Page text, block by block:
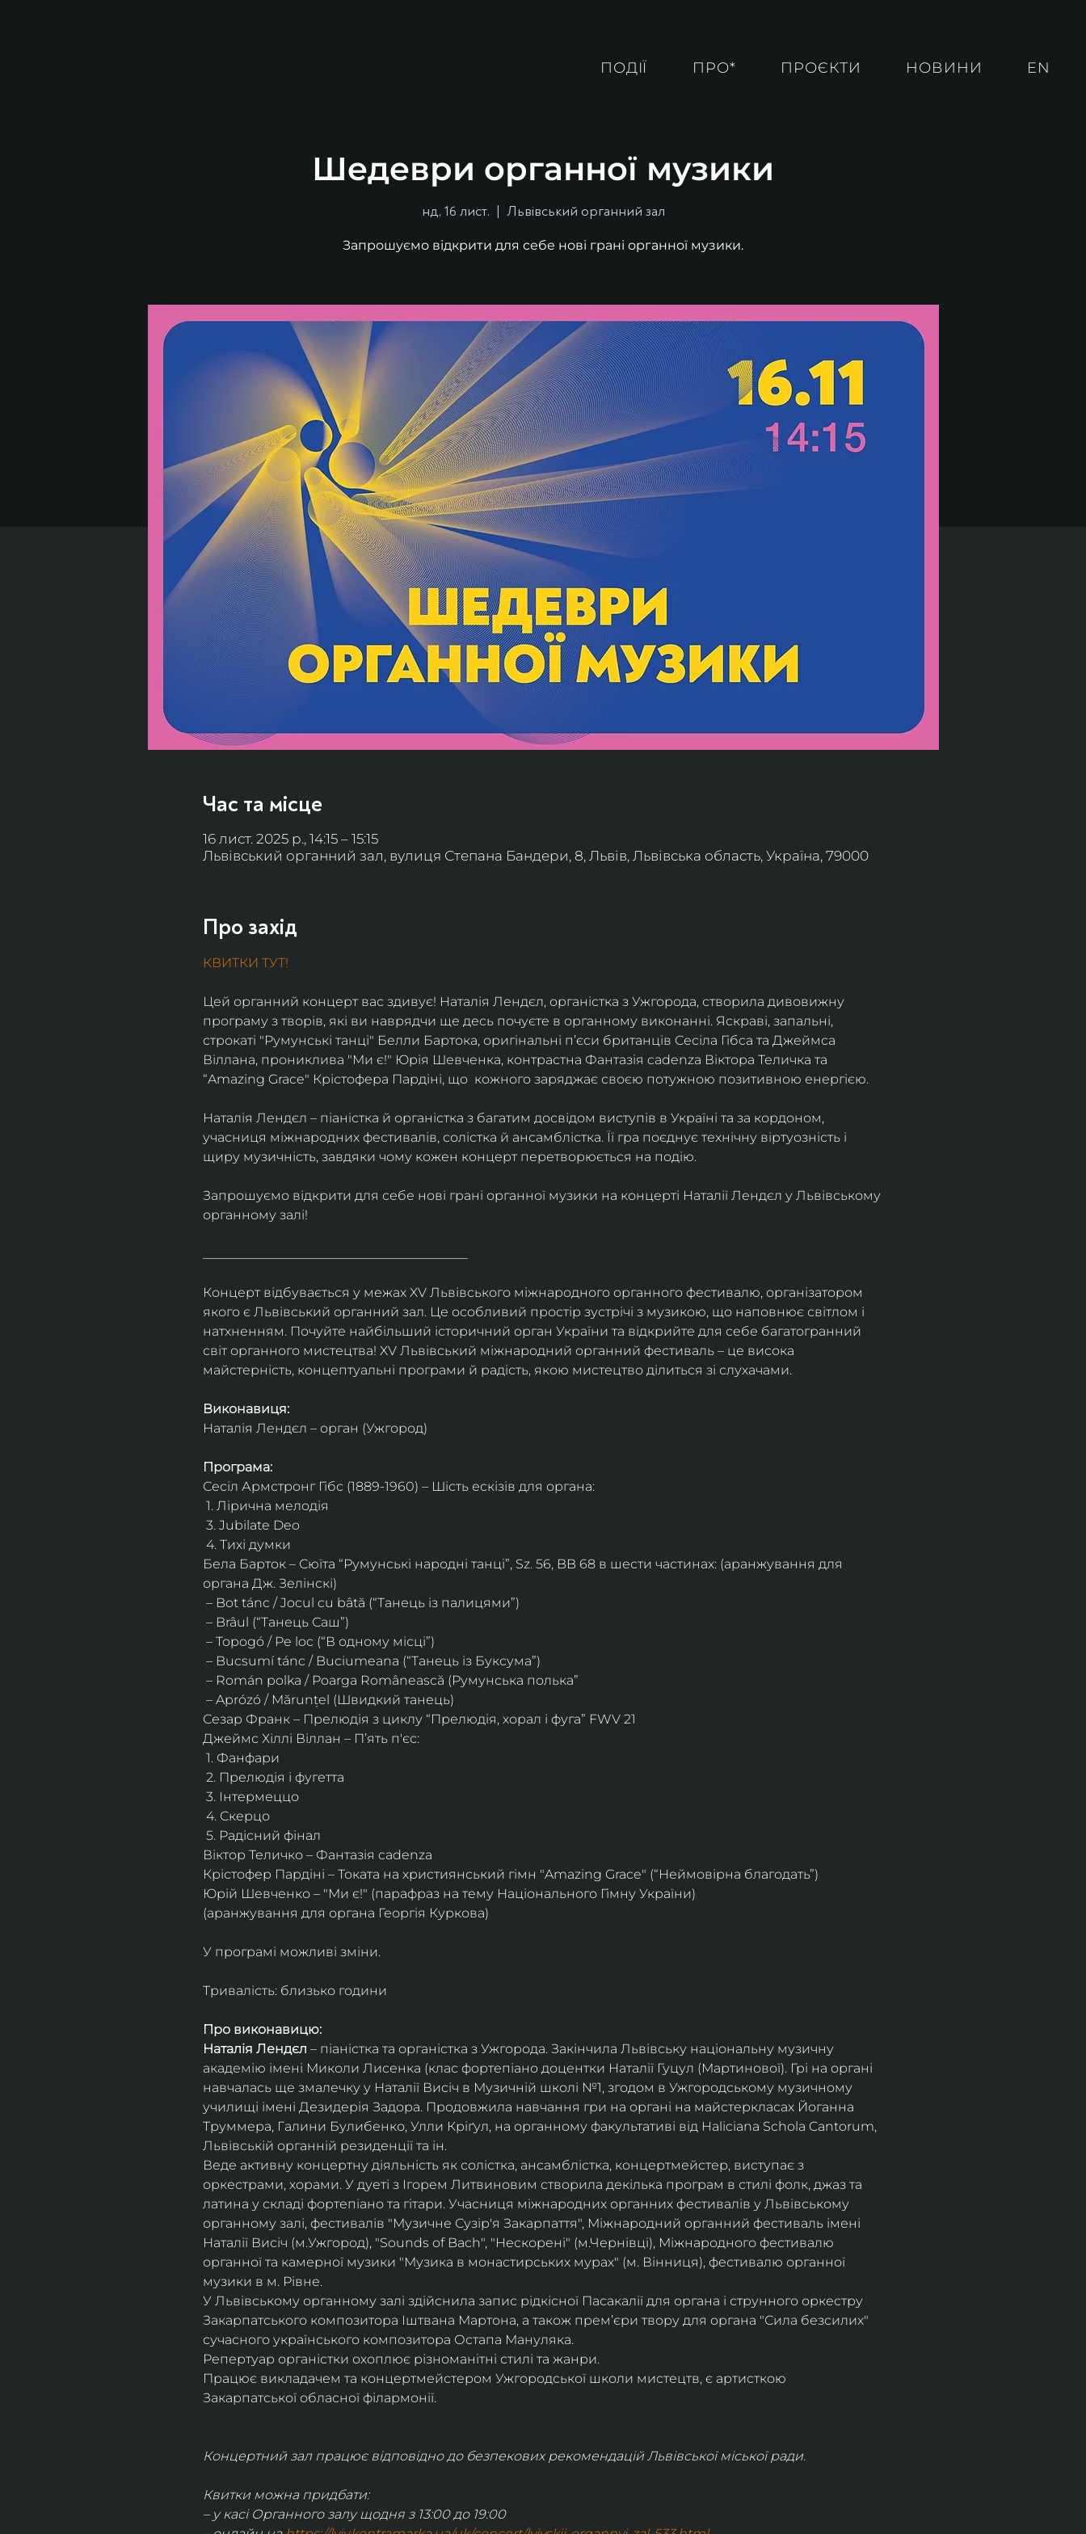
ПОДІЇ ПРО* ПРОЄКТИ НОВИНИ EN
Шедеври органної музики
нд, 16 лист.
  |
Львівський органний зал
Запрошуємо відкрити для себе нові грані органної музики.
Час та місце
16 лист. 2025 р., 14:15 – 15:15
Львівський органний зал, вулиця Степана Бандери, 8, Львів, Львівська область, Україна, 79000
Про захід
КВИТКИ ТУТ!
Цей органний концерт вас здивує! Наталія Лендєл, органістка з Ужгорода, створила дивовижну
програму з творів, які ви наврядчи ще десь почуєте в органному виконанні. Яскраві, запальні,
строкаті "Румунські танці" Белли Бартока, оригінальні пʼєси британців Сесіла Гібса та Джеймса
Віллана, прониклива "Ми є!" Юрія Шевченка, контрастна Фантазія cadenza Віктора Теличка та
“Amazing Grace" Крістофера Пардіні, що  кожного заряджає своєю потужною позитивною енергією.
Наталія Лендєл – піаністка й органістка з багатим досвідом виступів в Україні та за кордоном,
учасниця міжнародних фестивалів, солістка й ансамблістка. Її гра поєднує технічну віртуозність і
щиру музичність, завдяки чому кожен концерт перетворюється на подію.
Запрошуємо відкрити для себе нові грані органної музики на концерті Наталії Лендєл у Львівському
органному залі!
Концерт відбувається у межах XV Львівського міжнародного органного фестивалю, організатором
якого є Львівський органний зал. Це особливий простір зустрічі з музикою, що наповнює світлом і
натхненням. Почуйте найбільший історичний орган України та відкрийте для себе багатогранний
світ органного мистецтва! XV Львівський міжнародний органний фестиваль – це висока
майстерність, концептуальні програми й радість, якою мистецтво ділиться зі слухачами.
Виконавиця:
Наталія Лендєл – орган (Ужгород)
Програма:
Сесіл Армстронг Гібс (1889-1960) – Шість ескізів для органа:
1. Лірична мелодія
3. Jubilate Deo
4. Тихі думки
Бела Барток – Сюїта “Румунські народні танці”, Sz. 56, BB 68 в шести частинах: (аранжування для
органа Дж. Зелінскі)
– Bot tánc / Jocul cu bâtă (“Танець із палицями”)
– Brâul (“Танець Саш”)
– Topogó / Pe loc (“В одному місці”)
– Bucsumí tánc / Buciumeana (“Танець із Буксума”)
– Román polka / Poarga Românească (Румунська полька”
– Aprózó / Mărunțel (Швидкий танець)
Сезар Франк – Прелюдія з циклу “Прелюдія, хорал і фуга” FWV 21
Джеймс Хіллі Віллан – Пʼять п'єс:
1. Фанфари
2. Прелюдія і фугетта
3. Інтермеццо
4. Скерцо
5. Радісний фінал
Віктор Теличко – Фантазія cadenza
Крістофер Пардіні – Токата на християнський гімн "Amazing Grace" (“Неймовірна благодать”)
Юрій Шевченко – "Ми є!" (парафраз на тему Національного Гімну України)
(аранжування для органа Георгія Куркова)
У програмі можливі зміни.
Тривалість: близько години
Про виконавицю:
Наталія Лендєл – піаністка та органістка з Ужгорода. Закінчила Львівську національну музичну
академію імені Миколи Лисенка (клас фортепіано доцентки Наталії Гуцул (Мартинової). Грі на органі
навчалась ще змалечку у Наталії Висіч в Музичній школі №1, згодом в Ужгородському музичному
училищі імені Дезидерія Задора. Продовжила навчання гри на органі на майстеркласах Йоганна
Труммера, Галини Булибенко, Улли Кріґул, на органному факультативі від Haliciana Schola Cantorum,
Львівській органній резиденції та ін.
Веде активну концертну діяльність як солістка, ансамблістка, концертмейстер, виступає з
оркестрами, хорами. У дуеті з Ігорем Литвиновим створила декілька програм в стилі фолк, джаз та
латина у складі фортепіано та гітари. Учасниця міжнародних органних фестивалів у Львівському
органному залі, фестивалів "Музичне Сузір'я Закарпаття", Міжнародний органний фестиваль імені
Наталії Висіч (м.Ужгород), "Sounds of Bach", "Нескорені" (м.Чернівці), Міжнародного фестивалю
органної та камерної музики "Музика в монастирських мурах" (м. Вінниця), фестивалю органної
музики в м. Рівне.
У Львівському органному залі здійснила запис рідкісної Пасакалії для органа і струнного оркестру
Закарпатського композитора Іштвана Мартона, а також премʼєри твору для органа "Сила безсилих"
сучасного українського композитора Остапа Мануляка.
Репертуар органістки охоплює різноманітні стилі та жанри.
Працює викладачем та концертмейстером Ужгородської школи мистецтв, є артисткою
Закарпатської обласної філармонії.
Концертний зал працює відповідно до безпекових рекомендацій Львівської міської ради.
Квитки можна придбати:
– у касі Органного залу щодня з 13:00 до 19:00